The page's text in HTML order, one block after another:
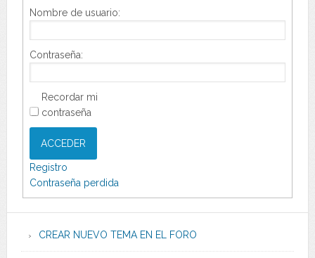
Nombre de usuario:
Contraseña:
Recordar mi
contraseña
ACCEDER
Registro
Contraseña perdida
CREAR NUEVO TEMA EN EL FORO